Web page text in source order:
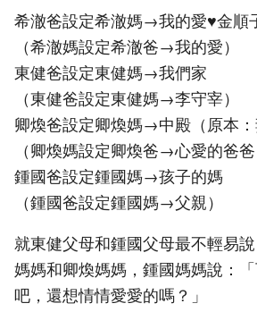
希澈爸設定希澈媽→我的愛♥金順
（希澈媽設定希澈爸→我的愛）
東健爸設定東健媽→我們家
（東健爸設定東健媽→李守宰）
卿煥爸設定卿煥媽→中殿（原本：
（卿煥媽設定卿煥爸→心愛的爸爸
鍾國爸設定鍾國媽→孩子的媽
（鍾國爸設定鍾國媽→父親）
就東健父母和鍾國父母最不輕易
媽媽和卿煥媽媽，鍾國媽媽說：
吧，還想情情愛愛的嗎？」